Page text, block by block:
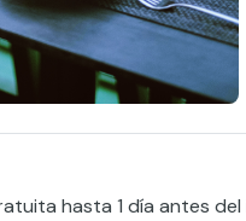
hasta 1 día antes del